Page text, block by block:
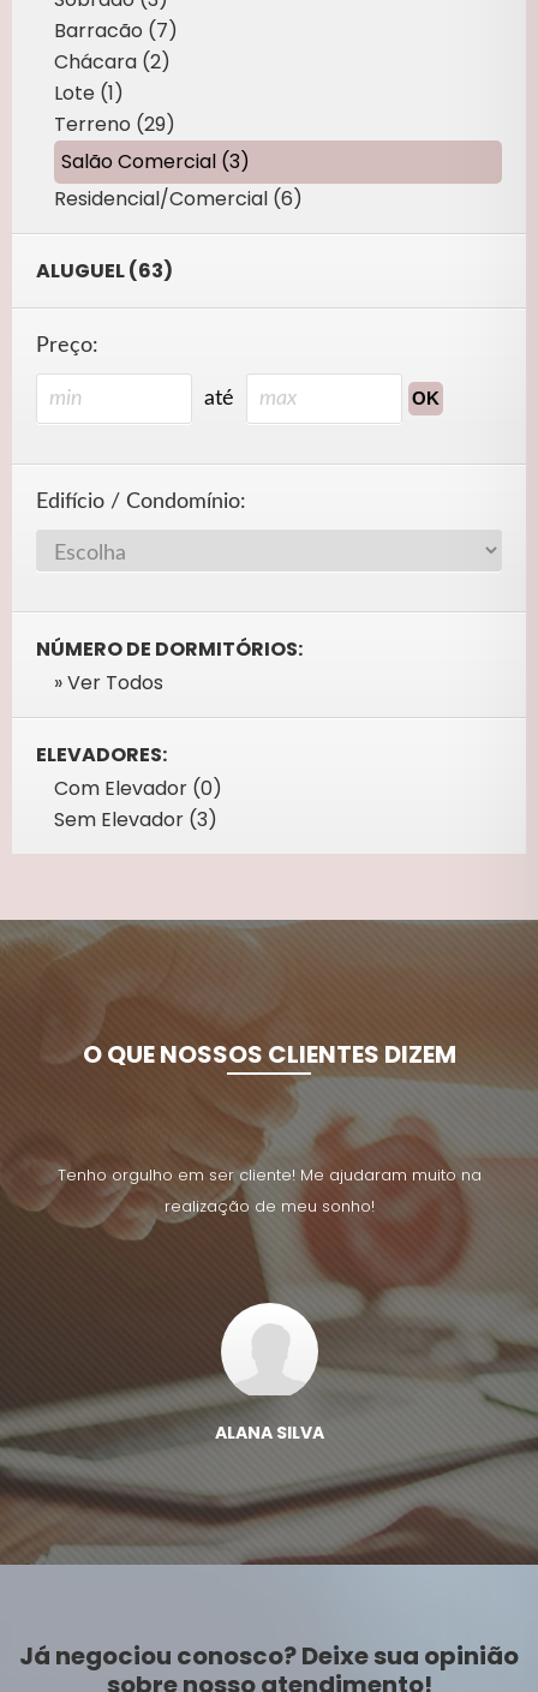
Barracão (7)
Chácara (2)
Lote (1)
Terreno (29)
Salão Comercial (3)
Residencial/Comercial (6)
ALUGUEL (63)
Preço:
até
Edifício / Condomínio:
NÚMERO DE DORMITÓRIOS:
» Ver Todos
ELEVADORES:
Com Elevador (0)
Sem Elevador (3)
O QUE NOSSOS CLIENTES DIZEM
Tenho orgulho em ser cliente! Me ajudaram muito na
realização de meu sonho!
ALANA SILVA
Já negociou conosco? Deixe sua opinião
sobre nosso atendimento!